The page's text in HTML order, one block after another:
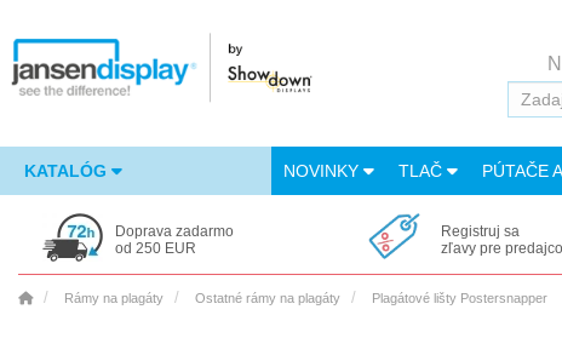
KATALÓG NOVINKY TLAČ PÚTAČE
Doprava zadarmo
od 250 EUR
Registruj sa
zľavy pre
Rámy na plagáty Ostatné rámy na plagáty Plagátové lišty Postersnapper